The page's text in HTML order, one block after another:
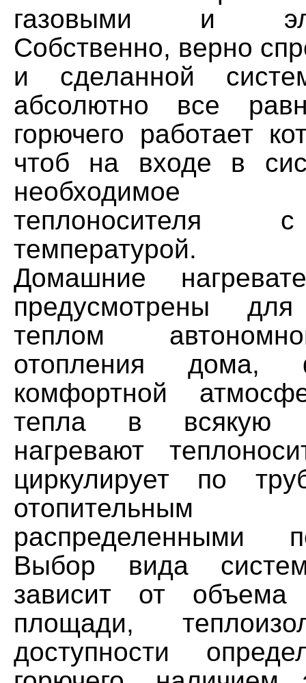
газовыми и
Собственно, верно
и сделанной
абсолютно все
горючего работает
чтоб на входе в
необходимое
теплоносителя
температурой.
Домашние
предусмотрены
теплом
отопления дома,
комфортной
тепла в всякую
нагревают
циркулирует по
отопительным
распределенными
Выбор вида
зависит от объема
площади,
доступности